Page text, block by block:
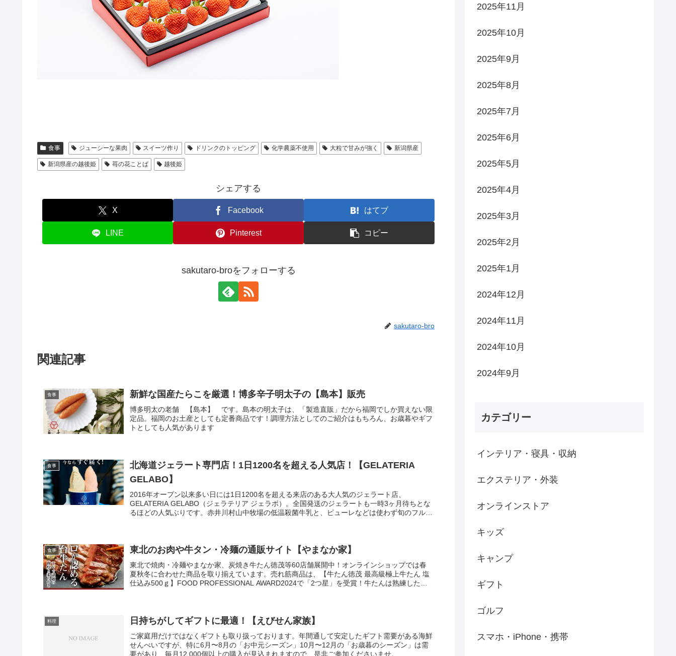
食事 ジューシーな果肉 スイーツ作り ドリンクのトッピング 化学農薬不使用 大粒で甘みが強く 新潟県産
新潟県産の越後姫 苺の花ことば 越後姫
シェアする
X Facebook はてブ
LINE Pinterest コピー
sakutaro-broをフォローする
sakutaro-bro
関連記事
食事 新鮮な国産たらこを厳選！博多辛子明太子の【島本】販売
博多明太の老舗 【島本】 です。島本の明太子は、「製造直販」だから福岡でしか買えない限
定品。福岡のお土産としても定番商品です！調理方法としてのご紹介はもちろん、お歳暮やギフ
トとしても人気があります
食事
北海道ジェラート専門店！1日1200名を超える人気店！【GELATERIA
GELABO】
2016年オープン以来多い日には1日1200名を超える来店のある大人気のジェラート店、
GELATERIA GELABO（ジェラテリア ジェラボ）。全国発送のジェラートも一時3ヶ月待ちとな
るほどの人気ぶりです。赤井川村山中牧場の低温殺菌牛乳と、ピューレなどは使わず旬のフルー
食事 東北のお肉や牛タン・冷麺の通販サイト【やまなか家】
東北で焼肉・冷麺やまなか家、炭焼き牛たん徳茂等60店舗展開中！オンラインショップでは春
夏秋冬に合わせた商品を取り揃えています。売れ筋商品は、【牛たん徳茂 最高級極上牛たん 塩
仕込み500ｇ】FOOD PROFESSIONAL AWARD2024で「2つ星」を受賞！牛たんは熟練した職
PROFESSIONAL AWARD2024で最高ランクの「3つ星」を受賞！ジャパンフードセレクション
しゃぶ」「もつ鍋」「キムチチゲ」等も販売しています。
料理 日持ちがしてギフトに最適！【えびせん家族】
ご家庭用だけではなくギフトも取り扱っております。年間通して安定したギフト需要がある海鮮
せんべいですが、特に6月〜8月の「お中元シーズン」10月〜12月の「お歳暮のシーズン」は需
要があり、毎月12,000個以上の購入が見込まれますので、是非ご参加くださいませ。
2025年11月
2025年10月
2025年9月
2025年8月
2025年7月
2025年6月
2025年5月
2025年4月
2025年3月
2025年2月
2025年1月
2024年12月
2024年11月
2024年10月
2024年9月
カテゴリー
インテリア・寝具・収納
エクステリア・外装
オンラインストア
キッズ
キャンプ
ギフト
ゴルフ
スマホ・iPhone・携帯